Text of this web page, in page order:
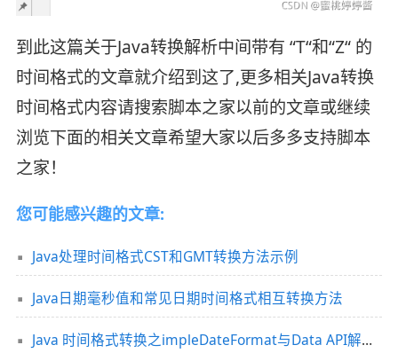
到此这篇关于Java转换解析中间带有 “T“和“Z“ 的
时间格式的文章就介绍到这了,更多相关Java转换
时间格式内容请搜索脚本之家以前的文章或继续
浏览下面的相关文章希望大家以后多多支持脚本
之家！
您可能感兴趣的文章:
Java处理时间格式CST和GMT转换方法示例
Java日期毫秒值和常见日期时间格式相互转换方法
Java 时间格式转换之impleDateFormat与Data API解析与使用